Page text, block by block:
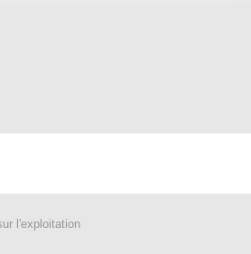
l'exploitation